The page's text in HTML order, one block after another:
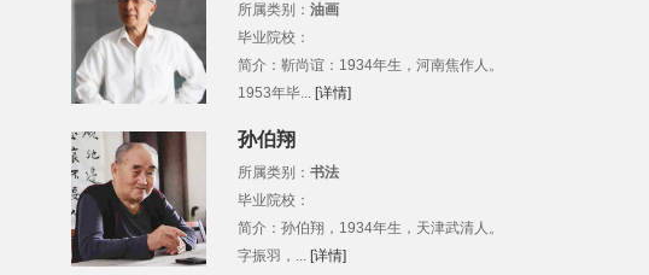
所属类别： 油画
毕业院校：
简介：靳尚谊：1934年生，河南焦作人。
1953年毕... [详情]
孙伯翔
所属类别： 书法
毕业院校：
简介：孙伯翔，1934年生，天津武清人。
字振羽，... [详情]